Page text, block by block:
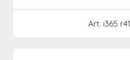
Art. i365 r41